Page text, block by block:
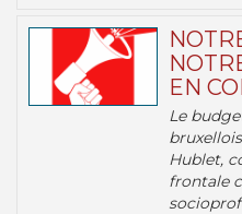
EN
Le
Hublet,
frontale